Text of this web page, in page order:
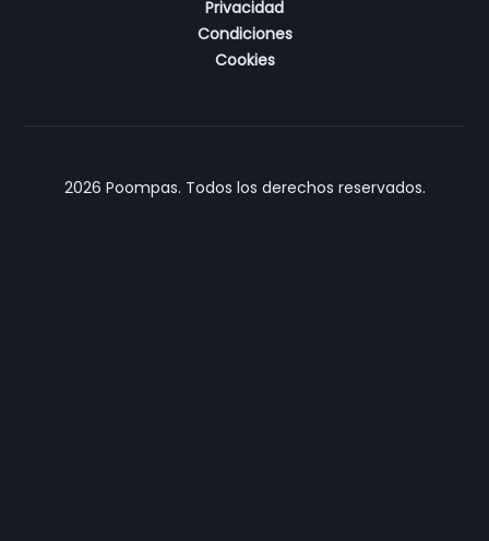
Privacidad
Condiciones
Cookies
2026 Poompas. Todos los derechos reservados.